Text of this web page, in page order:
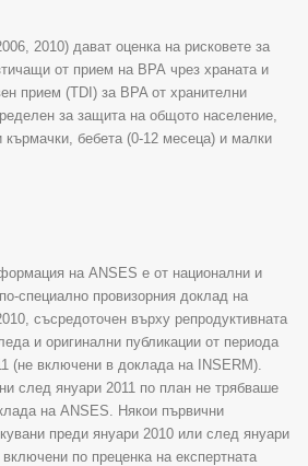
2010) дават оценка на рисковете за
от прием на ВРА чрез храната и
прием (TDI ) за BPA от хранителни
за защита на общото население,
бебета (0-12 месеца) и малки
на ANSES е от национални и
специално провизорния доклад на
съсредоточен върху репродуктивната
и оригинални публикации от периода
(не включени в доклада на
INSERM).
след януари 2011 по план не трябваше
на ANSES . Някои първични
преди януари 2010 или след януари
по преценка на експертната